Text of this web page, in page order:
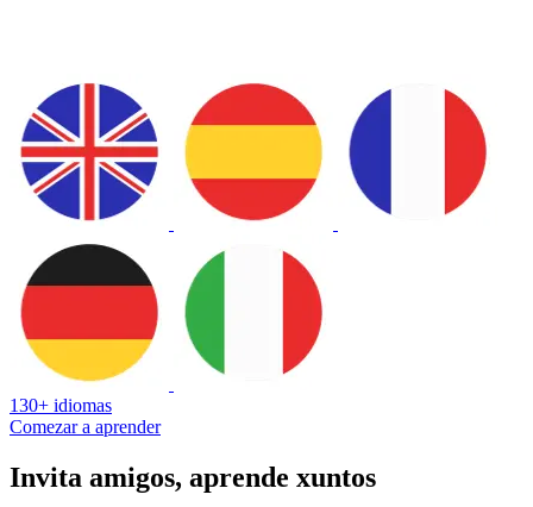
130+ idiomas
Comezar a aprender
Invita amigos, aprende xuntos